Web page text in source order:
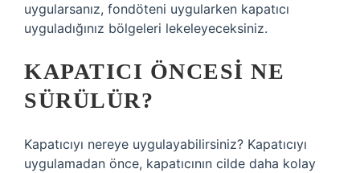
uygularsanız, fondöteni uygularken kapatıcı
uyguladığınız bölgeleri lekeleyeceksiniz.
KAPATICI ÖNCESI NE
SÜRÜLÜR?
Kapatıcıyı nereye uygulayabilirsiniz? Kapatıcıyı
uygulamadan önce, kapatıcının cilde daha kolay